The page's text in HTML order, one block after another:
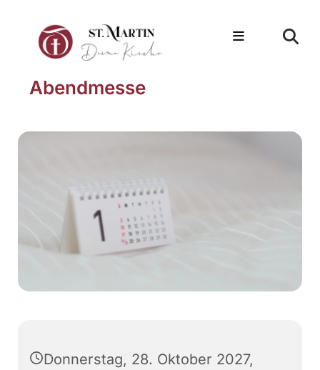
Abendmesse
Donnerstag, 28. Oktober 2027,